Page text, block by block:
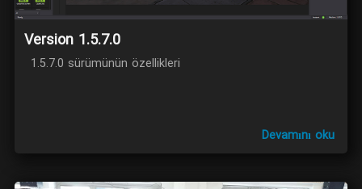
Version 1.5.7.0
1.5.7.0 sürümünün özellikleri
Devamını oku